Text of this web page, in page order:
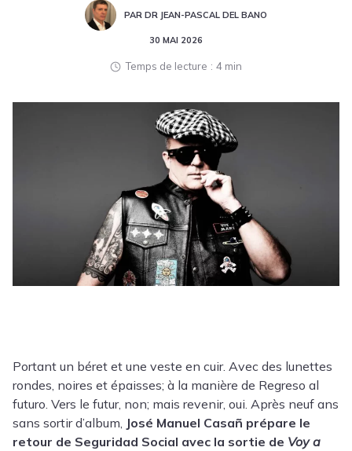
PAR DR JEAN-PASCAL DEL BANO
30 MAI 2026
Temps de lecture 4 min
Portant un béret et une veste en cuir. Avec des lunettes
rondes, noires et épaisses; à la manière de Regreso al
futuro. Vers le futur, non; mais revenir, oui. Après neuf ans
sans sortir d’album, José Manuel Casañ prépare le
retour de Seguridad Social avec la sortie de Voy a